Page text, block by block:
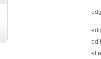
edit